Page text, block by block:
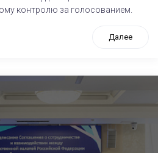
контролю за голосованием.
Далее